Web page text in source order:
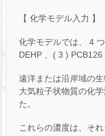
【 化学モデル入力 】
化学モデルでは、 4
DEHP 、( 3 ) PCB126
遠洋または沿岸域の
大気粒子状物質の化
た。
これらの濃度は、そ